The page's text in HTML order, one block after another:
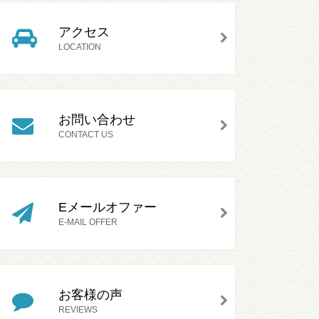
アクセス
LOCATION
お問い合わせ
CONTACT US
Eメールオファー
E-MAIL OFFER
お客様の声
REVIEWS